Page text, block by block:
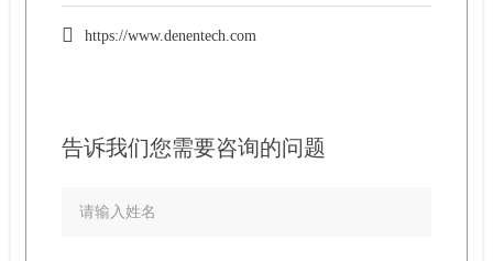
告诉我们您需要咨询的问题
https://www.denentech.com